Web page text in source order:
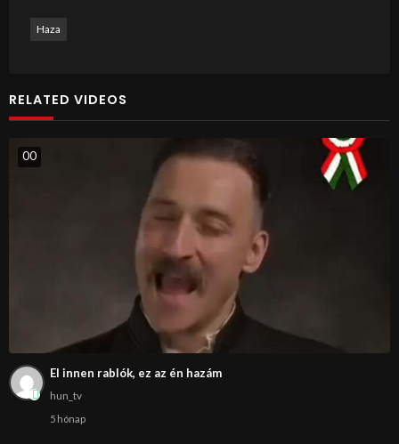
Haza
RELATED VIDEOS
00
El innen rablók, ez az én hazám
hun_tv
5 hónap